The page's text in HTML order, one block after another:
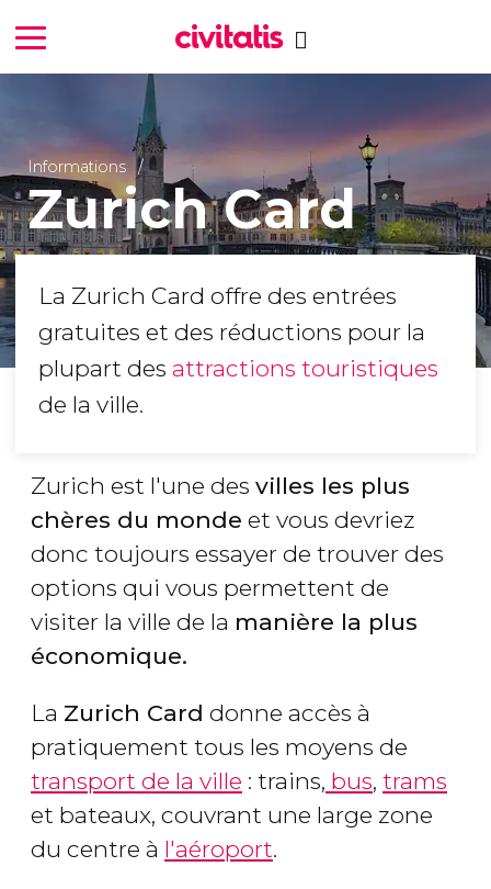
Informations
Zurich Card
La Zurich Card offre des entrées
gratuites et des réductions pour la
plupart des attractions touristiques
de la ville.
Zurich est l'une des villes les plus
chères du monde et vous devriez
donc toujours essayer de trouver des
options qui vous permettent de
visiter la ville de la manière la plus
économique.
La Zurich Card donne accès à
pratiquement tous les moyens de
transport de la ville : trains, bus, trams
et bateaux, couvrant une large zone
du centre à l'aéroport.